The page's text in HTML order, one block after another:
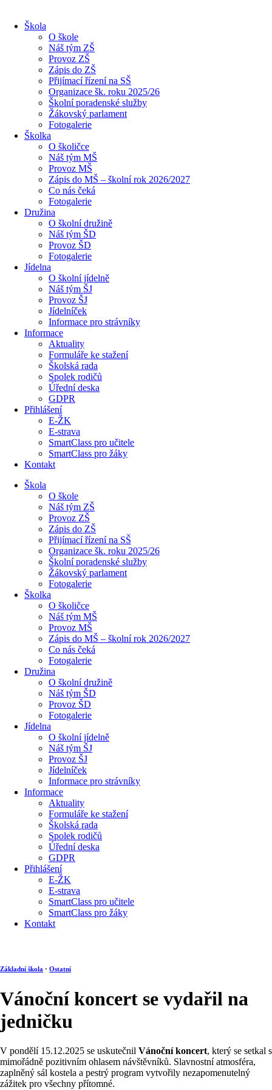
Škola
O škole
Náš tým ZŠ
Provoz ZŠ
Zápis do ZŠ
Přijímací řízení na SŠ
Organizace šk. roku 2025/26
Školní poradenské služby
Žákovský parlament
Fotogalerie
Školka
O školičce
Náš tým MŠ
Provoz MŠ
Zápis do MŠ – školní rok 2026/2027
Co nás čeká
Fotogalerie
Družina
O školní družině
Náš tým ŠD
Provoz ŠD
Fotogalerie
Jídelna
O školní jídelně
Náš tým ŠJ
Provoz ŠJ
Jídelníček
Informace pro strávníky
Informace
Aktuality
Formuláře ke stažení
Školská rada
Spolek rodičů
Úřední deska
GDPR
Přihlášení
E-ŽK
E-strava
SmartClass pro učitele
SmartClass pro žáky
Kontakt
Škola
O škole
Náš tým ZŠ
Provoz ZŠ
Zápis do ZŠ
Přijímací řízení na SŠ
Organizace šk. roku 2025/26
Školní poradenské služby
Žákovský parlament
Fotogalerie
Školka
O školičce
Náš tým MŠ
Provoz MŠ
Zápis do MŠ – školní rok 2026/2027
Co nás čeká
Fotogalerie
Družina
O školní družině
Náš tým ŠD
Provoz ŠD
Fotogalerie
Jídelna
O školní jídelně
Náš tým ŠJ
Provoz ŠJ
Jídelníček
Informace pro strávníky
Informace
Aktuality
Formuláře ke stažení
Školská rada
Spolek rodičů
Úřední deska
GDPR
Přihlášení
E-ŽK
E-strava
SmartClass pro učitele
SmartClass pro žáky
Kontakt
Základní škola · Ostatní
Vánoční koncert se vydařil na
jedničku
V pondělí 15.12.2025 se uskutečnil Vánoční koncert, který se setkal s
mimořádně pozitivním ohlasem návštěvníků. Slavnostní atmosféra,
zaplněný sál kostela a pestrý program vytvořily nezapomenutelný
zážitek pro všechny přítomné.